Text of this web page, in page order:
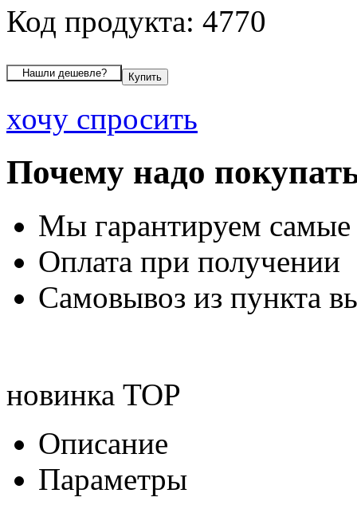
Код продукта: 4770
хочу спросить
Почему надо
Мы гарантируем
Оплата при получении
Самовывоз из пункта
новинка TOP
Описание
Параметры